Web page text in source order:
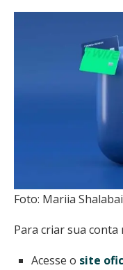
Foto: Mariia
Para criar sua conta
Acesse o site